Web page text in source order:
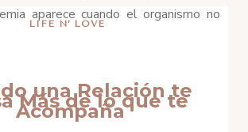
aparece cuando el organismo no
LIFE N’ LOVE
una Relación te
Más de lo que te
Acompaña